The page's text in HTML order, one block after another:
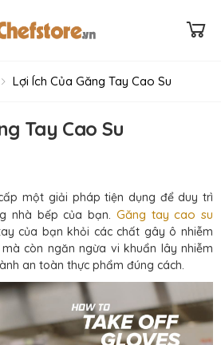
Lợi Ích Của Găng Tay Cao Su
Tay Cao Su
một giải pháp tiện dụng để duy trì
nhà bếp của bạn. Găng tay cao su
của bạn khỏi các chất gây ô nhiễm
còn ngăn ngừa vi khuẩn lây nhiễm
an toàn thực phẩm đúng cách.